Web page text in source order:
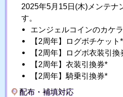
2025年5月15日(木)メンテナ
す。
エンジェルコインのカケ
【2周年】ログボチケット*
【2周年】ログボ衣装引換
【2周年】衣装引換券*
【2周年】騎乗引換券*
配布・補填対応